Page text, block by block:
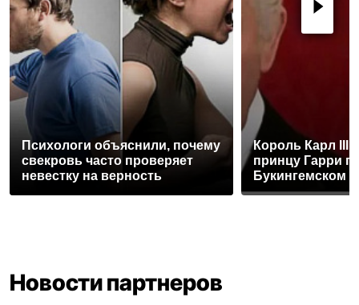
Психологи объяснили, почему
свекровь часто проверяет
невестку на верность
Король Карл III
принцу Гарри
Букингемском
Новости партнеров